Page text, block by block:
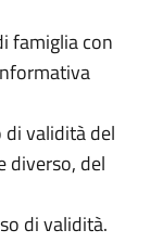
famiglia con
validità del
diverso, del
di validità.